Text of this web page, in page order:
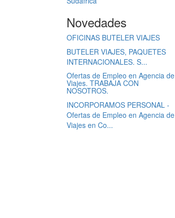
Novedades
OFICINAS BUTELER VIAJES
BUTELER VIAJES, PAQUETES
INTERNACIONALES. S...
Ofertas de Empleo en Agencia de
Viajes. TRABAJA CON
NOSOTROS.
INCORPORAMOS PERSONAL -
Ofertas de Empleo en Agencia de
Viajes en Co...